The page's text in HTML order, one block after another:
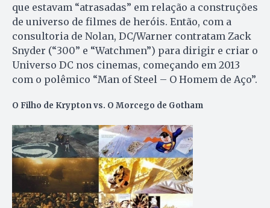
que estavam “atrasadas” em relação a construções
de universo de filmes de heróis. Então, com a
consultoria de Nolan, DC/Warner contratam Zack
Snyder (“300” e “Watchmen”) para dirigir e criar o
Universo DC nos cinemas, começando em 2013
com o polêmico “Man of Steel – O Homem de Aço”.
O Filho de Krypton vs. O Morcego de Gotham